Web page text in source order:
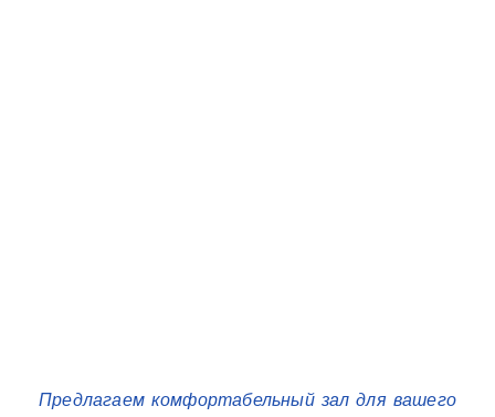
Предлагаем комфортабельный зал для вашего